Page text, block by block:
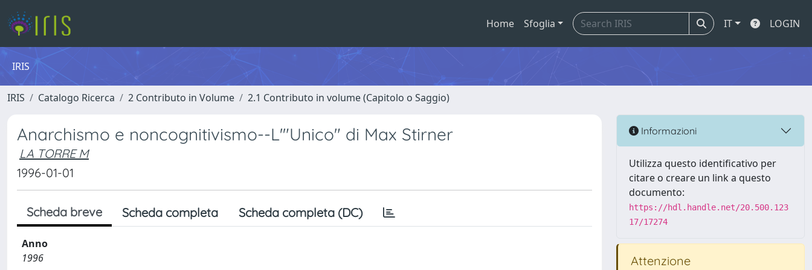
Home Sfoglia IT LOGIN
IRIS
IRIS Catalogo Ricerca 2 Contributo in Volume 2.1 Contributo in volume (Capitolo o Saggio)
Anarchismo e noncognitivismo--L'"Unico" di Max Stirner
LA TORRE M
1996-01-01
Scheda breve Scheda completa Scheda completa (DC)
Anno
1996
Informazioni
Utilizza questo identificativo per
citare o creare un link a questo
documento:
https://hdl.handle.net/20.500.123
17/17274
Attenzione